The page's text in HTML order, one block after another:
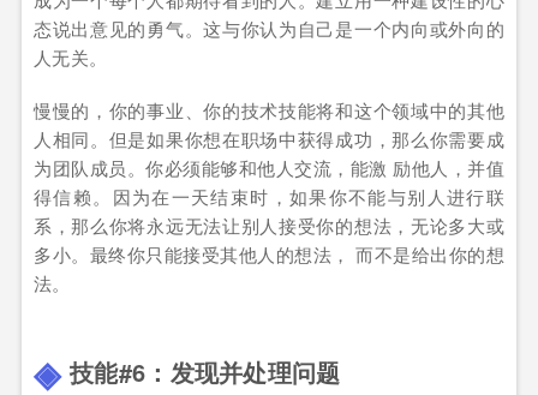
态说出意见的勇气。这与你认为自己是一个内向或外向的
人无关。
慢慢的，你的事业、你的技术技能将和这个领域中的其他
人相同。但是如果你想在职场中获得成功，那么你需要成
为团队成员。你必须能够和他人交流，能激 励他人，并值
得信赖。因为在一天结束时，如果你不能与别人进行联
系，那么你将永远无法让别人接受你的想法，无论多大或
多小。最终你只能接受其他人的想法， 而不是给出你的想
法。
技能#6：发现并处理问题